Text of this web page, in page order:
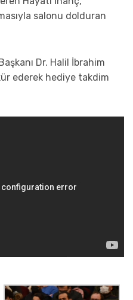
salonu dolduran
Dr. Halil İbrahim
ederek hediye takdim